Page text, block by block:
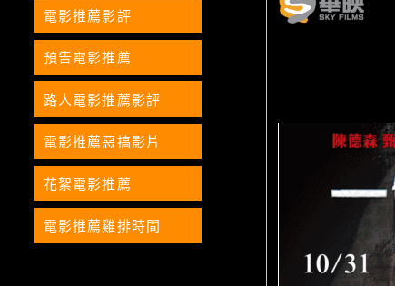
電影推薦影評
預告電影推薦
路人電影推薦影評
電影推薦惡搞影片
花絮電影推薦
電影推薦雞排時間